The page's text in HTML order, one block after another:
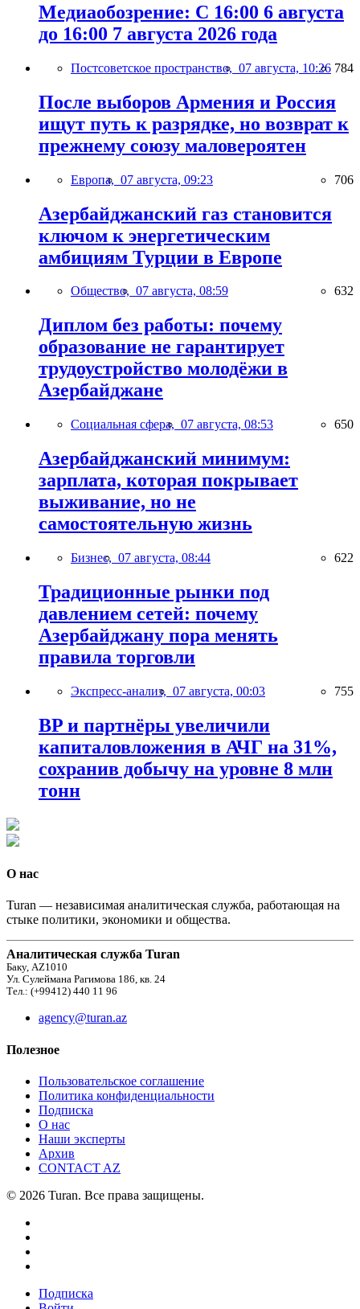
Медиаобозрение: С 16:00 6 августа
до 16:00 7 августа 2026 года
Постсоветское пространство, 07 августа, 10:26 784
После выборов Армения и Россия
ищут путь к разрядке, но возврат к
прежнему союзу маловероятен
Европа, 07 августа, 09:23 706
Азербайджанский газ становится
ключом к энергетическим
амбициям Турции в Европе
Общество, 07 августа, 08:59 632
Диплом без работы: почему
образование не гарантирует
трудоустройство молодёжи в
Азербайджане
Социальная сфера, 07 августа, 08:53 650
Азербайджанский минимум:
зарплата, которая покрывает
выживание, но не
самостоятельную жизнь
Бизнес, 07 августа, 08:44 622
Традиционные рынки под
давлением сетей: почему
Азербайджану пора менять
правила торговли
Экспресс-анализ, 07 августа, 00:03 755
BP и партнёры увеличили
капиталовложения в АЧГ на 31%,
сохранив добычу на уровне 8 млн
тонн
О нас
Turan — независимая аналитическая служба, работающая на
стыке политики, экономики и общества.
Аналитическая служба Turan
Баку, AZ1010
Ул. Сулеймана Рагимова 186, кв. 24
Тел.: (+99412) 440 11 96
agency@turan.az
Полезное
Пользовательское соглашение
Политика конфиденциальности
Подписка
О нас
Наши эксперты
Архив
CONTACT AZ
© 2026 Turan. Все права защищены.
Подписка